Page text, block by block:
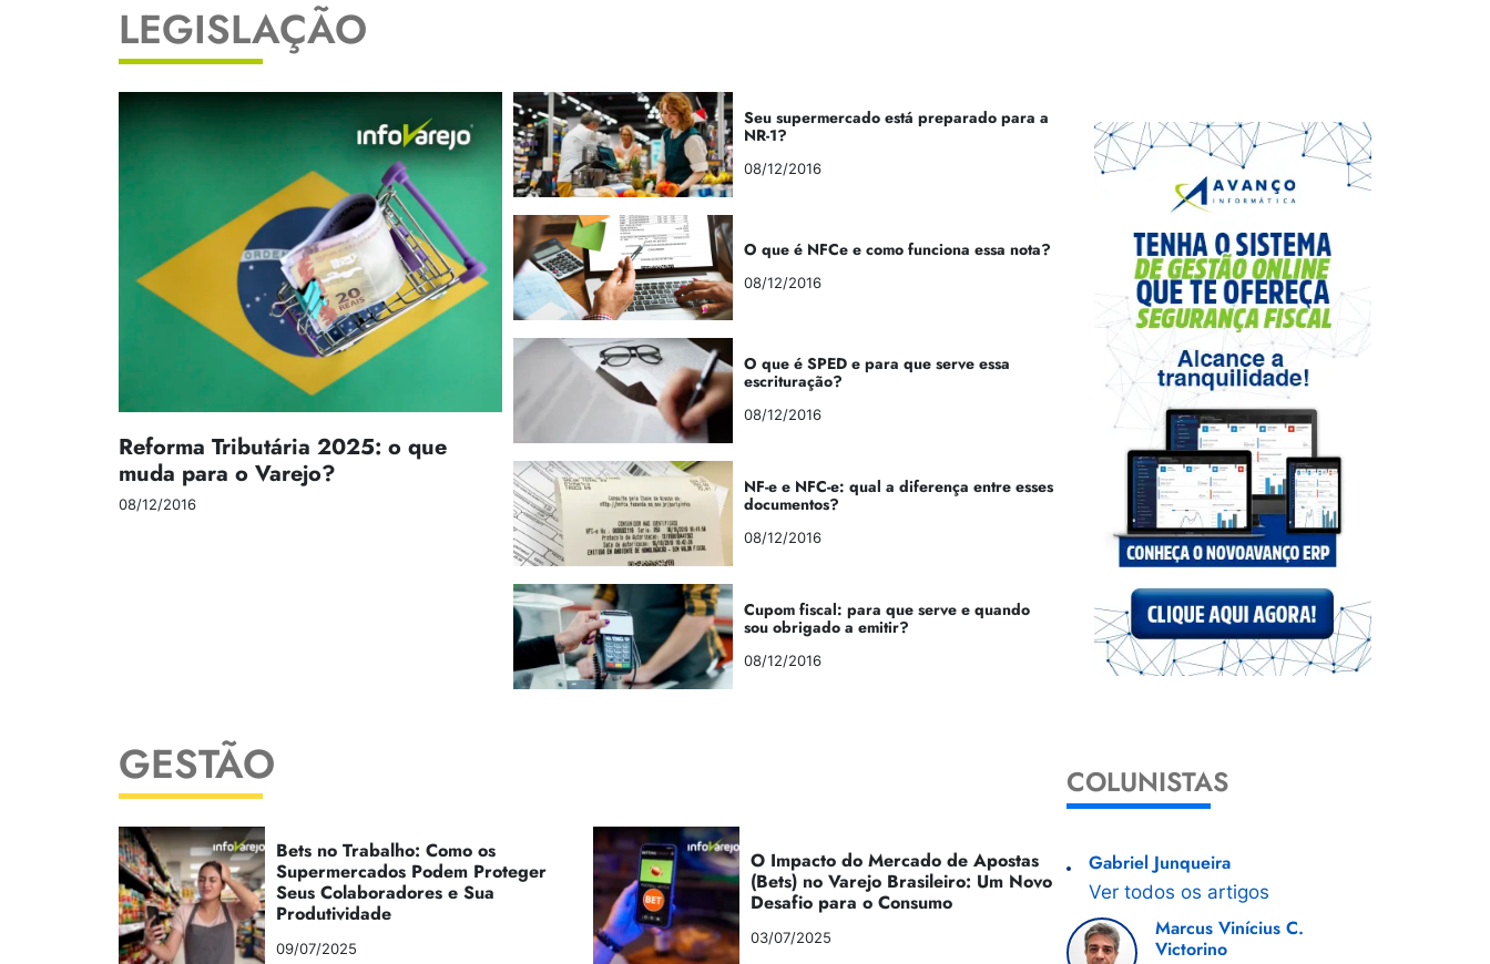
LEGISLAÇÃO
Reforma Tributária 2025: o que
muda para o Varejo?
08/12/2016
Seu supermercado está preparado para a
NR-1?
08/12/2016
O que é NFCe e como funciona essa nota?
08/12/2016
O que é SPED e para que serve essa
escrituração?
08/12/2016
NF-e e NFC-e: qual a diferença entre esses
documentos?
08/12/2016
Cupom fiscal: para que serve e quando
sou obrigado a emitir?
08/12/2016
GESTÃO
Bets no Trabalho: Como os
Supermercados Podem Proteger
Seus Colaboradores e Sua
Produtividade
09/07/2025
O Impacto do Mercado de Apostas
(Bets) no Varejo Brasileiro: Um Novo
Desafio para o Consumo
03/07/2025
COLUNISTAS
Gabriel Junqueira
Ver todos os artigos
Marcus Vinícius C.
Victorino